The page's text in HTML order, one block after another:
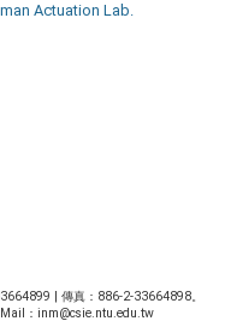
Actuation Lab.
| 傳真：886-2-33664898。
： inm@csie.ntu.edu.tw